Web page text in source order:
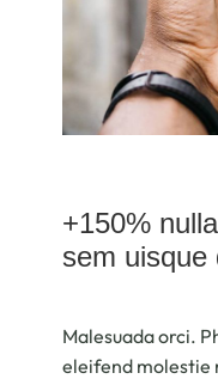
+150%
sem uisque
Malesuada orci.
eleifend molestie